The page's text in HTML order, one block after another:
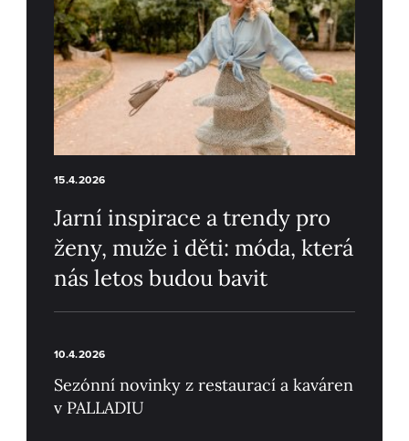
15.4.2026
Jarní inspirace a trendy pro
ženy, muže i děti: móda, která
nás letos budou bavit
10.4.2026
Sezónní novinky z restaurací a kaváren
v PALLADIU